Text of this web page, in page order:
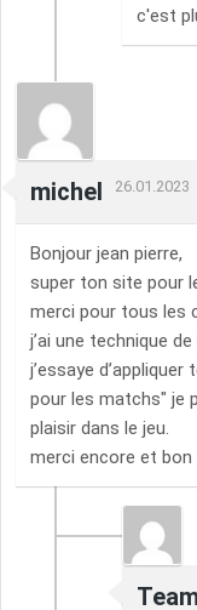
c'est
michel 26.01.2023
Bonjour jean pierre,
super ton site pour
merci pour tous les
j’ai une technique
j’essaye
pour les matchs" je
plaisir dans le jeu.
merci encore et bon